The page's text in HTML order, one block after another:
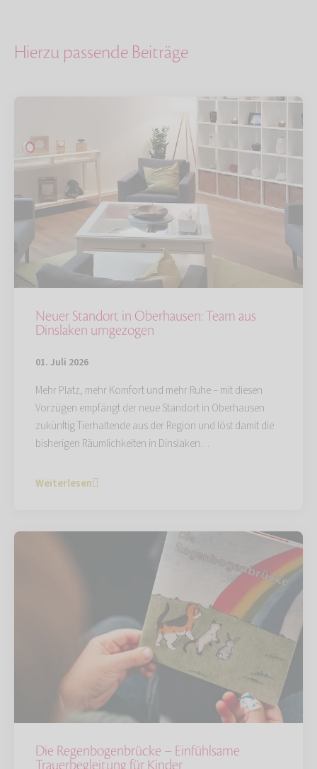
Hierzu passende Beiträge
Neuer Standort in Oberhausen: Team aus
Dinslaken umgezogen
01. Juli 2026
Mehr Platz, mehr Komfort und mehr Ruhe – mit diesen
Vorzügen empfängt der neue Standort in Oberhausen
zukünftig Tierhaltende aus der Region und löst damit die
bisherigen Räumlichkeiten in Dinslaken…
Weiterlesen
Die Regenbogenbrücke – Einfühlsame
Trauerbegleitung für Kinder